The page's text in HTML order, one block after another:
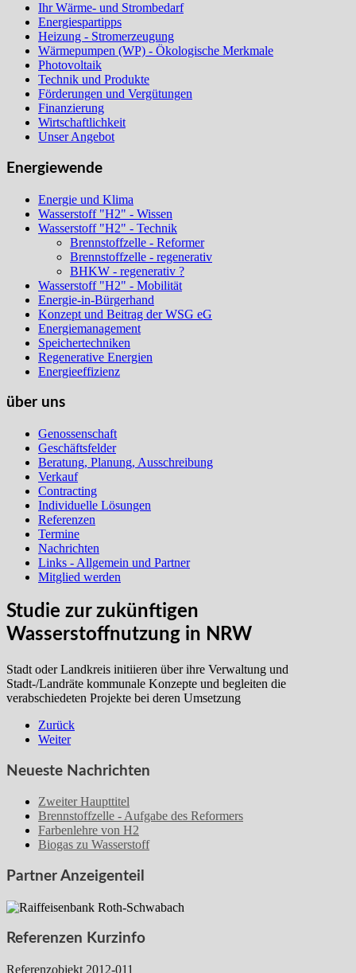
Ihr Wärme- und Strombedarf
Energiespartipps
Heizung - Stromerzeugung
Wärmepumpen (WP) - Ökologische Merkmale
Photovoltaik
Technik und Produkte
Förderungen und Vergütungen
Finanzierung
Wirtschaftlichkeit
Unser Angebot
Energiewende
Energie und Klima
Wasserstoff "H2" - Wissen
Wasserstoff "H2" - Technik
Brennstoffzelle - Reformer
Brennstoffzelle - regenerativ
BHKW - regenerativ ?
Wasserstoff "H2" - Mobilität
Energie-in-Bürgerhand
Konzept und Beitrag der WSG eG
Energiemanagement
Speichertechniken
Regenerative Energien
Energieeffizienz
über uns
Genossenschaft
Geschäftsfelder
Beratung, Planung, Ausschreibung
Verkauf
Contracting
Individuelle Lösungen
Referenzen
Termine
Nachrichten
Links - Allgemein und Partner
Mitglied werden
Studie zur zukünftigen
Wasserstoffnutzung in NRW
Stadt oder Landkreis initiieren über ihre Verwaltung und
Stadt-/Landräte kommunale Konzepte und begleiten die
verabschiedeten Projekte bei deren Umsetzung
Zurück
Weiter
Neueste Nachrichten
Zweiter Haupttitel
Brennstoffzelle - Aufgabe des Reformers
Farbenlehre von H2
Biogas zu Wasserstoff
Partner Anzeigenteil
Referenzen Kurzinfo
Referenzobjekt 2012-011